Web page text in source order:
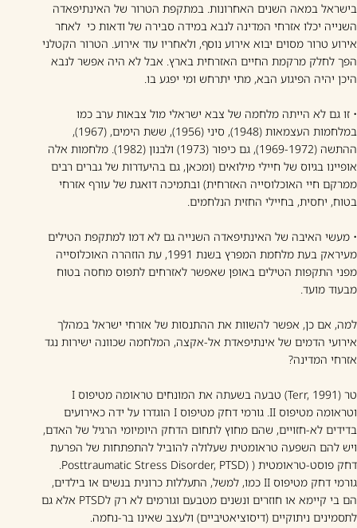
בישראל במאה השנים האחרונות. במתקפת הטרור של האינתיפאדה
השנייה יכלו אזרחי המדינה לנבא במידה סבירה של ודאות כי לאחר
אירוע טרור מסוים יבוא אירוע נוסף, ולאחריו עוד אירוע. הטרור הקטלני
הפך לחלק מרקמת החיים האזרחית בארץ. אבל לא היה אפשר לנבא
היכן יהיה הפיגוע הבא, מתי יתרחש ומי יפגע בו.
• זו גם לא הייתה מלחמה של צבא ישראלי מול צבאות ערב כמו
במלחמות העצמאות (1948), סיני (1956), ששת הימים, (1967),
ההתשה (1969-1972), גם כיפור (1973) ולבנון (1982). מלחמות אלה
אופיינו בגיוס של חיילי מילואים (ומכאן, גם בהיעדרות של גברים רבים
ממרקם חיי האוכלוסייה האזרחית) ובתמיכה דואגת של עורף אזרחי
בטוח, יחסית, בחיילי החזית הנלחמים.
• מעשי האיבה של האינתיפאדה השנייה גם לא דמו למתקפת הטילים
מעיראק בעת מלחמת המפרץ בשנת 1991, עת הוזהרה האוכלוסייה
מפני התקפות הטילים באופן שאפשר לאזרחים לתפוס מחסה בטוח
מבעוד מועד.
למה, אם כן, אפשר להשוות את ההתנסות של אזרחי ישראל במהלך
אירועי הדמים של אינתיפאדת אל-אקצה, המלחמה שכוונה ישירות נגד
אזרחי המדינה?
טר (Terr, 1991) טבעה בשעתה את המונחים טראומה מטיפוס I
וטראומה מטיפוס II. גורמי דחק מטיפוס I הוגדרו על ידה כאירועים
בדידים לא-חזויים, שהם מחוץ לתחום הדחק היומיומי הרגיל של האדם,
ויש להם השפעה טראומטית שעלולה להוביל להתפתחות של הפרעת
דחק פוסט-טראומטית ( (Posttraumatic Stress Disorder, PTSD.
גורמי דחק מטיפוס II כמו, למשל, התעללות כרונית בנשים או בילדים,
הם בי קיימא או חוזרים ונשנים מטבעם וגורמים לא רק לPTSD אלא גם
לתסמינים ניתוקיים (דיסוציאטיביים) ולעצב שאינו בר-נחמה.